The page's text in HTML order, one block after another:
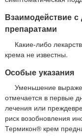
Взаимодействие
препаратами
Какие-либо
крема не известны.
Особые указания
Уменьшение
отмечается в первые
лечения или
риск возобновления
Термикон® крем